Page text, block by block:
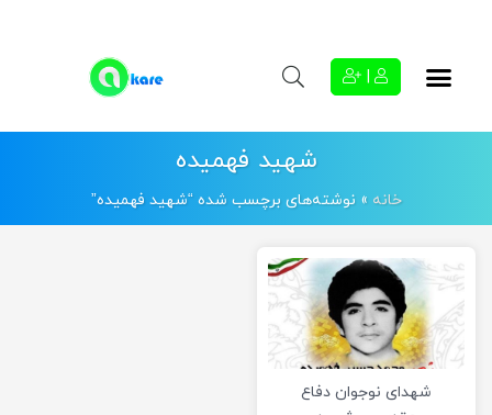
شهید فهمیده
خانه » نوشته‌های برچسب شده “شهید فهمیده”
شهدای نوجوان دفاع